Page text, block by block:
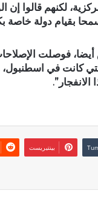
لكنهم قالوا إن
بقيام دولة خاصة
فوصلت
كانت في اسطنبول،
بينتيريست